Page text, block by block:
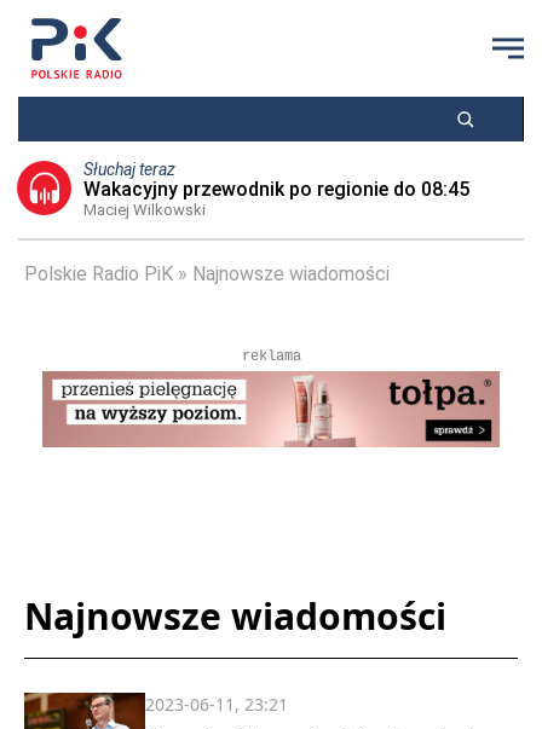
Słuchaj teraz
Wakacyjny przewodnik po regionie do 08:45
Maciej Wilkowski
Polskie Radio PiK Najnowsze wiadomości
reklama
Najnowsze wiadomości
2023-06-11, 23:21